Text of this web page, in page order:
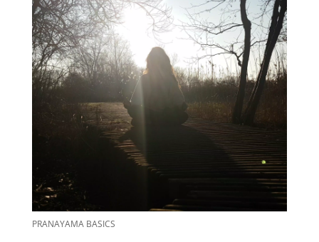
PRANAYAMA BASICS